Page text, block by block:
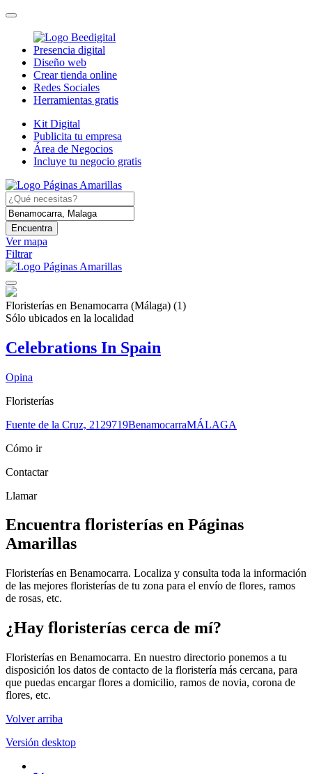
Presencia digital
Diseño web
Crear tienda online
Redes Sociales
Herramientas gratis
Kit Digital
Publicita tu empresa
Área de Negocios
Incluye tu negocio gratis
Encuentra
Ver mapa
Filtrar
Floristerías en Benamocarra (Málaga) (1)
Sólo ubicados en la localidad
Celebrations In Spain
Opina
Floristerías
Fuente de la Cruz, 21 29719BenamocarraMÁLAGA
Cómo ir
Contactar
Llamar
Encuentra floristerías en Páginas
Amarillas
Floristerías en Benamocarra. Localiza y consulta toda la información
de las mejores floristerías de tu zona para el envío de flores, ramos
de rosas, etc.
¿Hay floristerías cerca de mí?
Floristerías en Benamocarra. En nuestro directorio ponemos a tu
disposición los datos de contacto de la floristería más cercana, para
que puedas encargar flores a domicilio, ramos de novia, corona de
flores, etc.
Volver arriba
Versión desktop